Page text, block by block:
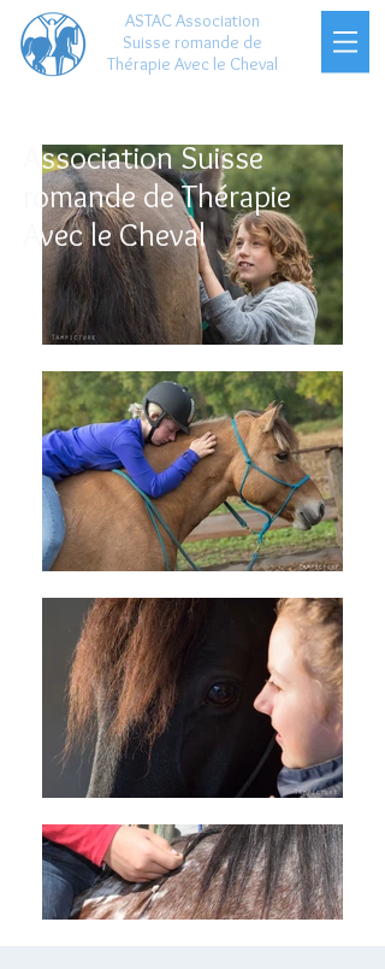
ASTAC Association
Suisse romande de
Thérapie Avec le Cheval
Association Suisse
romande de Thérapie
Avec le Cheval